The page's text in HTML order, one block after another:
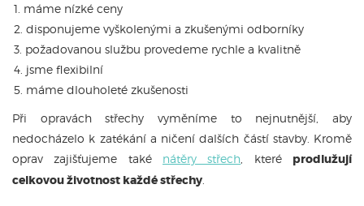
máme nízké ceny
disponujeme vyškolenými a zkušenými odborníky
požadovanou službu provedeme rychle a kvalitně
jsme flexibilní
máme dlouholeté zkušenosti
Při opravách střechy vyměníme to nejnutnější, aby
nedocházelo k zatékání a ničení dalších částí stavby. Kromě
oprav zajišťujeme také nátěry střech , které prodlužují
celkovou životnost každé střechy